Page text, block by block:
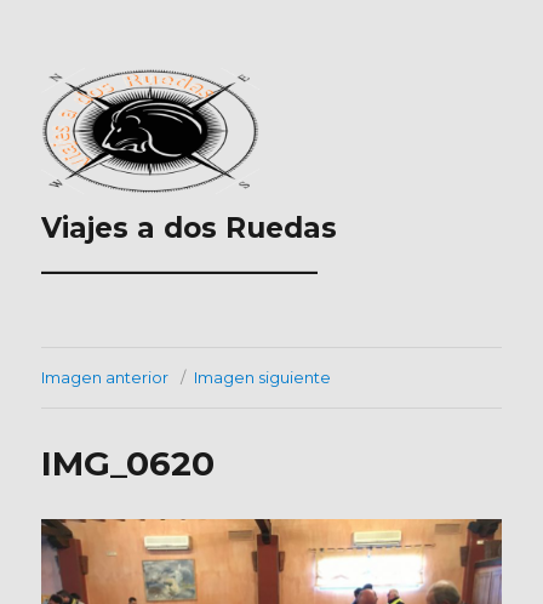
Viajes a dos Ruedas
___________________
Imagen anterior Imagen siguiente
IMG_0620